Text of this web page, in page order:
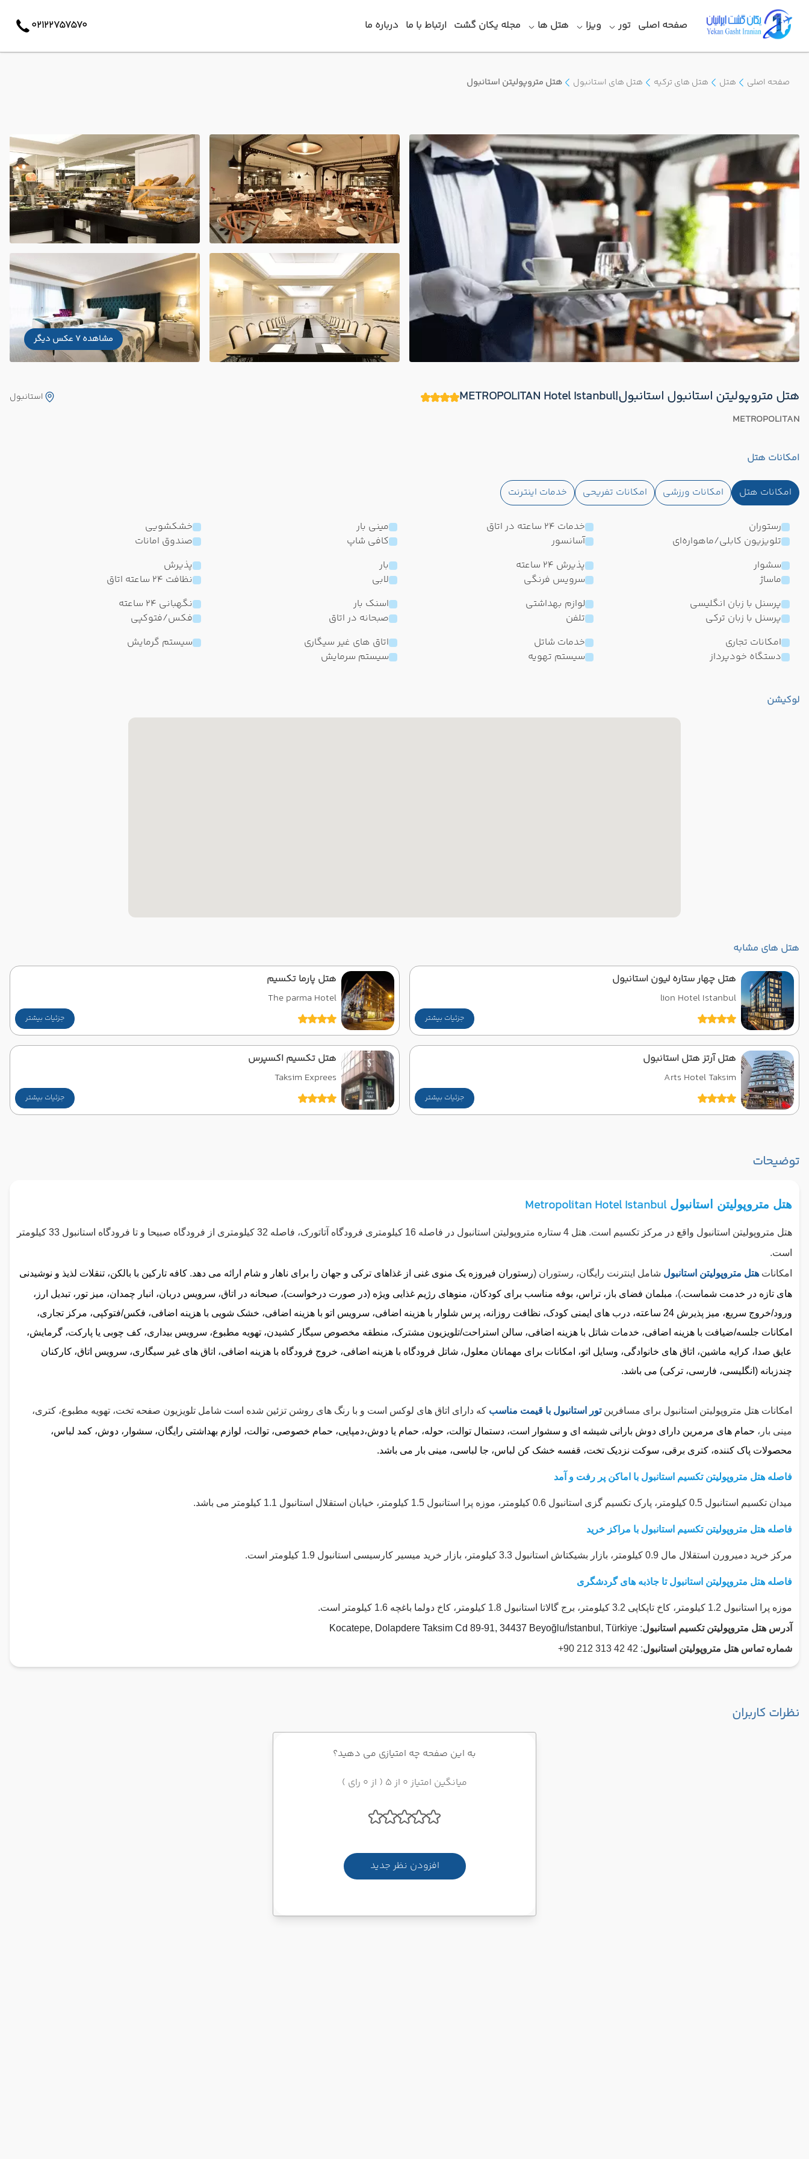
صفحه اصلی تور ویزا هتل ها مجله یکان گشت ارتباط با ما درباره ما 02122757570
صفحه اصلی هتل هتل های ترکیه هتل های استانبول هتل متروپولیتن استانبول
مشاهده 7 عکس دیگر
هتل متروپولیتن استانبول استانبول|METROPOLITAN Hotel Istanbul
METROPOLITAN
استانبول
امکانات هتل
امکانات هتل امکانات ورزشی امکانات تفریحی خدمات اینترنت
رستوران
تلویزیون کابلی/ماهواره‌ای
خدمات 24 ساعته در اتاق
آسانسور
مینی بار
کافی شاپ
خشکشویی
صندوق امانات
سشوار
ماساژ
پذیرش 24 ساعته
سرویس فرنگی
بار
لابی
پذیرش
نظافت 24 ساعته اتاق
پرسنل با زبان انگلیسی
پرسنل با زبان ترکی
لوازم بهداشتی
تلفن
اسنک بار
صبحانه در اتاق
نگهبانی 24 ساعته
فکس/فتوکپی
امکانات تجاری
دستگاه خودپرداز
خدمات شاتل
سیستم تهویه
اتاق های غیر سیگاری
سیستم سرمایش
سیستم گرمایش
لوکیشن
هتل های مشابه
هتل چهار ستاره لیون استانبول
lion Hotel Istanbul
جزئیات بیشتر
هتل پارما تکسیم
The parma Hotel
جزئیات بیشتر
هتل آرتز هتل استانبول
Arts Hotel Taksim
جزئیات بیشتر
هتل تکسیم اکسپرس
Taksim Exprees
جزئیات بیشتر
توضیحات
هتل متروپولیتن استانبولMetropolitan Hotel Istanbul
هتل متروپولیتن استانبول واقع در مرکز تکسیم است. هتل 4 ستاره متروپولیتن استانبول در فاصله 16 کیلومتری فرودگاه آتاتورک، فاصله 32 کیلومتری از فرودگاه صبیحا و تا فرودگاه استانبول 33 کیلومتر
است.
امکانات هتل متروپولیتن استانبول شامل اینترنت رایگان، رستوران (رستوران فیروزه یک منوی غنی از غذاهای ترکی و جهان را برای ناهار و شام ارائه می دهد. کافه تارکین با بالکن، تنقلات لذیذ و نوشیدنی
های تازه در خدمت شماست.)، مبلمان فضای باز، تراس، بوفه مناسب برای کودکان، منوهای رژیم غذایی ویژه (در صورت درخواست)، صبحانه در اتاق، سرویس دربان، انبار چمدان، میز تور، تبدیل ارز،
ورود/خروج سریع، میز پذیرش 24 ساعته، درب های ایمنی کودک، نظافت روزانه، پرس شلوار با هزینه اضافی، سرویس اتو با هزینه اضافی، خشک شویی با هزینه اضافی، فکس/فتوکپی، مرکز تجاری،
امکانات جلسه/ضیافت با هزینه اضافی، خدمات شاتل با هزینه اضافی، سالن استراحت/تلویزیون مشترک، منطقه مخصوص سیگار کشیدن، تهویه مطبوع، سرویس بیداری، کف چوبی یا پارکت، گرمایش،
عایق صدا، کرایه ماشین، اتاق های خانوادگی، وسایل اتو، امکانات برای مهمانان معلول، شاتل فرودگاه با هزینه اضافی، خروج فرودگاه با هزینه اضافی، اتاق های غیر سیگاری، سرویس اتاق، کارکنان
چندزبانه (انگلیسی، فارسی، ترکی) می باشد.
امکانات هتل متروپولیتن استانبول برای مسافرینتور استانبول با قیمت مناسب که دارای اتاق های لوکس است و با رنگ های روشن تزئین شده است شامل تلویزیون صفحه تخت، تهویه مطبوع، کتری،
مینی بار، حمام های مرمرین دارای دوش بارانی شیشه ای و سشوار است، دستمال توالت، حوله، حمام یا دوش،دمپایی، حمام خصوصی، توالت، لوازم بهداشتی رایگان، سشوار، دوش، کمد لباس،
محصولات پاک کننده، کتری برقی، سوکت نزدیک تخت، قفسه خشک کن لباس، جا لباسی، مینی بار می باشد.
فاصله هتل متروپولیتن تکسیم استانبول با اماکن پر رفت و آمد
میدان تکسیم استانبول 0.5 کیلومتر، پارک تکسیم گزی استانبول 0.6 کیلومتر، موزه پرا استانبول 1.5 کیلومتر، خیابان استقلال استانبول 1.1 کیلومتر می باشد.
فاصله هتل متروپولیتن تکسیم استانبول با مراکز خرید
مرکز خرید دمیرورن استقلال مال 0.9 کیلومتر، بازار بشیکتاش استانبول 3.3 کیلومتر، بازار خرید میسیر کارسیسی استانبول 1.9 کیلومتر است.
فاصله هتل متروپولیتن استانبول تا جاذبه های گردشگری
موزه پرا استانبول 1.2 کیلومتر، کاخ تاپکاپی 3.2 کیلومتر، برج گالاتا استانبول 1.8 کیلومتر، کاخ دولما باغچه 1.6 کیلومتر است.
آدرس هتل متروپولیتن تکسیم استانبول:
Kocatepe, Dolapdere Taksim Cd 89-91, 34437 Beyoğlu/İstanbul, Türkiye
شماره تماس هتل متروپولیتن استانبول: 42 42 313 212 90+
نظرات کاربران
به این صفحه چه امتیازی می دهید؟
میانگین امتیاز 0 از 5 ( از 0 رای )
افزودن نظر جدید